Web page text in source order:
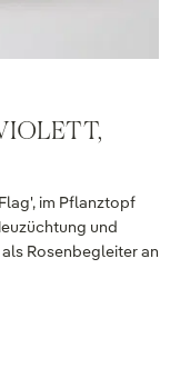
im Pflanztopf
und
Rosenbegleiter an